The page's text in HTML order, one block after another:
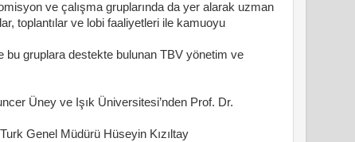
ve çalışma gruplarında da yer alarak uzman
toplantılar ve lobi faaliyetleri ile kamuoyu
bu gruplara destekte bulunan TBV yönetim ve
Üney ve Işık Üniversitesi’nden Prof. Dr.
Genel Müdürü Hüseyin Kızıltay